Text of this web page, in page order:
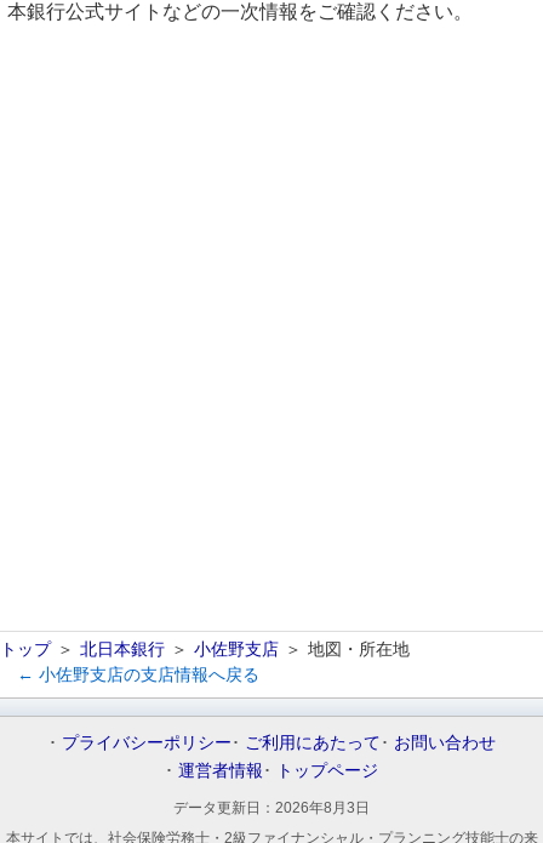
本銀行公式サイトなどの一次情報をご確認ください。
トップ 北日本銀行 小佐野支店
地図・所在地
← 小佐野支店の支店情報へ戻る
プライバシーポリシー ご利用にあたって
お問い合わせ
運営者情報
トップページ
データ更新日： 2026年8月3日
本サイトでは、社会保険労務士・2級ファイナンシャル・プランニング技能士の来